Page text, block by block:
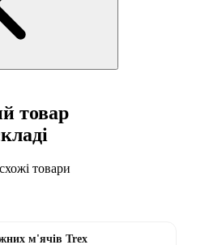
товар
товари
м'ячів Trex